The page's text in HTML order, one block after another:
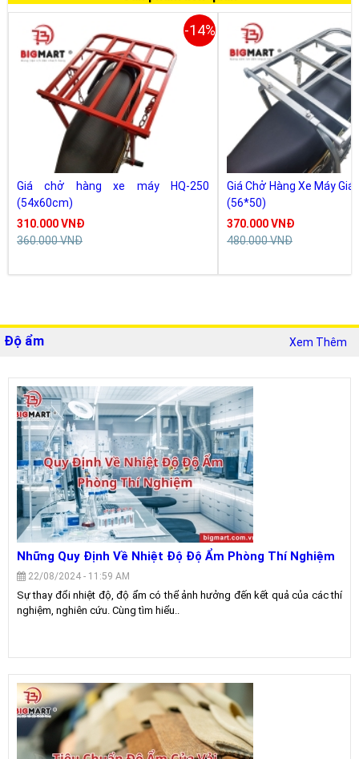
-14%
Giá chở hàng xe máy HQ-250
(54x60cm)
310.000 VNĐ
360.000 VNĐ
Giá Chở Hàng Xe Máy Giá
(56*50)
370.000 VNĐ
480.000 VNĐ
Độ ẩm Xem Thêm
Những Quy Định Về Nhiệt Độ Độ Ẩm Phòng Thí Nghiệm
22/08/2024 - 11:59 AM
Sự thay đổi nhiệt độ, độ ẩm có thể ảnh hưởng đến kết quả của các thí
nghiệm, nghiên cứu. Cùng tìm hiểu..